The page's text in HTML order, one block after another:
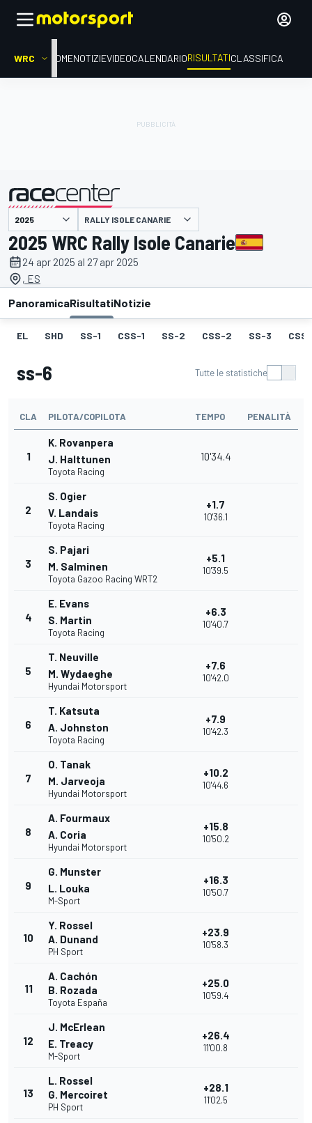
WRC HOMENOTIZIEVIDEOCALENDARIORISULTATICLASSIFICA
presentato da RALLY ISOLE CANARIE
2025 WRC Rally Isole Canarie
24 apr 2025 al 27 apr 2025
, ES
PanoramicaRisultatiNotizie
EL SHD SS-1 CSS-1 SS-2 CSS-2 SS-3
ss-6 Tutte le statistiche
CLA PILOTA/COPILOTA TEMPO PENALITÀ
1
K. Rovanpera
J. Halttunen
Toyota Racing
10'34.4
2
S. Ogier
V. Landais
Toyota Racing
+1.7
10'36.1
3
S. Pajari
M. Salminen
Toyota Gazoo Racing WRT2
+5.1
10'39.5
4
E. Evans
S. Martin
Toyota Racing
+6.3
10'40.7
5
T. Neuville
M. Wydaeghe
Hyundai Motorsport
+7.6
10'42.0
6
T. Katsuta
A. Johnston
Toyota Racing
+7.9
10'42.3
7
O. Tanak
M. Jarveoja
Hyundai Motorsport
+10.2
10'44.6
8
A. Fourmaux
A. Coria
Hyundai Motorsport
+15.8
10'50.2
9
G. Munster
L. Louka
M-Sport
+16.3
10'50.7
10
Y. Rossel
A. Dunand
PH Sport
+23.9
10'58.3
11
A. Cachón
B. Rozada
Toyota España
+25.0
10'59.4
12
J. McErlean
E. Treacy
M-Sport
+26.4
11'00.8
13
L. Rossel
G. Mercoiret
PH Sport
+28.1
11'02.5